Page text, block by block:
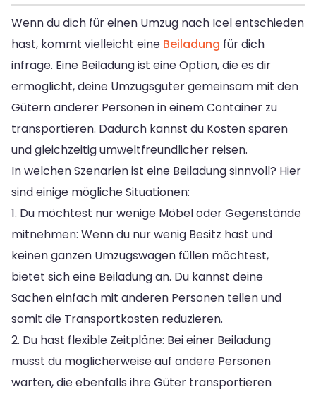
Wenn du dich für einen Umzug nach Icel entschieden
hast, kommt vielleicht eine Beiladung für dich
infrage. Eine Beiladung ist eine Option, die es dir
ermöglicht, deine Umzugsgüter gemeinsam mit den
Gütern anderer Personen in einem Container zu
transportieren. Dadurch kannst du Kosten sparen
und gleichzeitig umweltfreundlicher reisen.
In welchen Szenarien ist eine Beiladung sinnvoll? Hier
sind einige mögliche Situationen:
1. Du möchtest nur wenige Möbel oder Gegenstände
mitnehmen: Wenn du nur wenig Besitz hast und
keinen ganzen Umzugswagen füllen möchtest,
bietet sich eine Beiladung an. Du kannst deine
Sachen einfach mit anderen Personen teilen und
somit die Transportkosten reduzieren.
2. Du hast flexible Zeitpläne: Bei einer Beiladung
musst du möglicherweise auf andere Personen
warten, die ebenfalls ihre Güter transportieren